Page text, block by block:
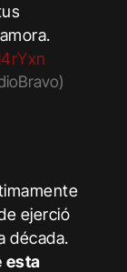
ejerció
década.
esta